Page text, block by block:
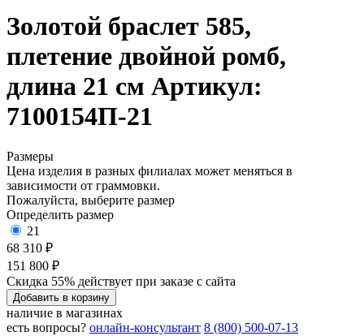
Золотой браслет 585,
плетение двойной ромб,
длина 21 см Артикул:
7100154П-21
Размеры
Цена изделия в разных филиалах может меняться в
зависимости от граммовки.
Пожалуйста, выберите размер
Определить размер
21
68 310 ₽
151 800 ₽
Скидка 55% действует при заказе с сайта
Добавить в корзину
наличие в магазинах
есть вопросы? онлайн-консультант 8 (800) 500-07-13